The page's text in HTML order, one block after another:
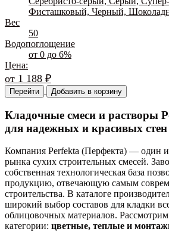
Фисташковый, Черный,
Вес
50
Водопоглощение
от 0 до 6%
Цена:
от 1 188 ₽
Перейти Добавить в корзину
Кладочные смеси и растворы
для надежных и красивых стен
Компания Perfekta (Перфекта) — один
рынка сухих строительных смесей.
собственная технологическая база
продукцию, отвечающую самым
строительства. В каталоге
широкий выбор составов для кладки
облицовочных материалов.
категории: цветные, теплые и